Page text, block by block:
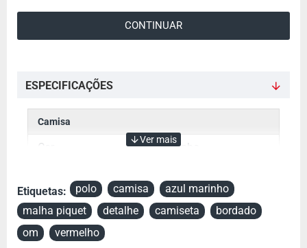
a
CONTINUAR
ESPECIFICAÇÕES
Camisa
Cor Azul Marinho
Tecido Piquet
Etiquetas: polo camisa
azul marinho
malha piquet
detalhe camiseta
bordado
om
vermelho